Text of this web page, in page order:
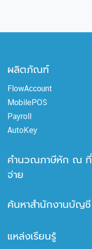
ผลิตภัณฑ์
FlowAccount
MobilePOS
Payroll
AutoKey
คำนวณภาษีหัก ณ ที่
จ่าย
ค้นหาสำนักงานบัญชี
แหล่งเรียนรู้